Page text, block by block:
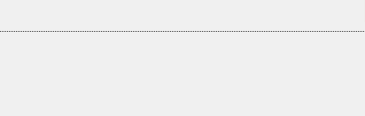
攻擊者在去年 11 月下旬透過「密碼噴霧」攻擊
侵入公司系統，該手法指的是駭客使用同一密